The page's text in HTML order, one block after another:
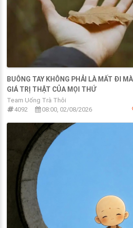
BUÔNG TAY KHÔNG PHẢI LÀ MẤT ĐI
GIÁ TRỊ THẬT CỦA MỌI THỨ
Team Uống Trà Thôi
4092
08:00, 02/08/2026